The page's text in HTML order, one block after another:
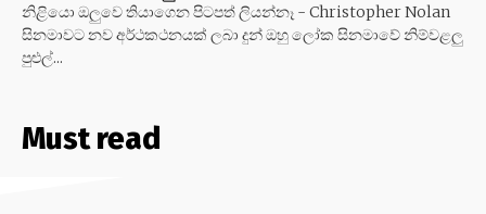
නිළියො ඔලුවෙ තියාගෙන පිටපත් ලියන්නෑ - Christopher Nolan
සිනමාවට නව අර්ථකථනයක් ලබා දුන් ඔහු ලෝක සිනමාවේ නිම්වළලු
පුළුල්...
Must read